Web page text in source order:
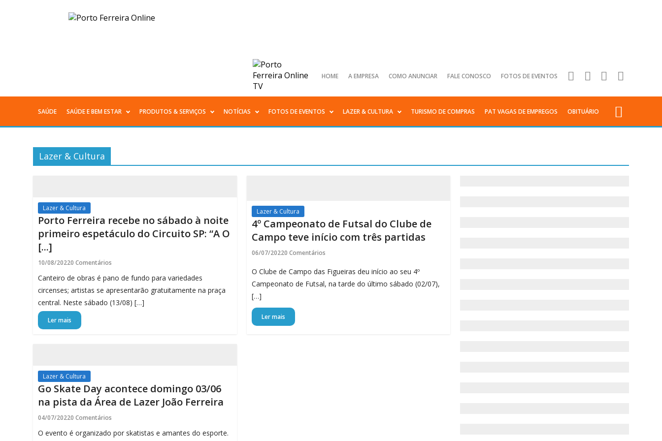
Arquivos
-
Página
12
de
-
Porto
Ferreira
Online
-
Porto
HOME A EMPRESA COMO ANUNCIAR FALE CONOSCO FOTOS DE EVENTOS
Menu
SAÚDE SAÚDE E BEM ESTAR PRODUTOS & SERVIÇOS NOTÍCIAS FOTOS DE EVENTOS LAZER & CULTURA TURISMO DE COMPRAS PAT VAGAS DE EMPREGOS OBITUÁRIO
Lazer & Cultura
as
notícias
Lazer & Cultura
Porto Ferreira recebe no sábado à noite
primeiro espetáculo do Circuito SP: “A O
[...]
10/08/20220 Comentários
Canteiro de obras é pano de fundo para variedades
circenses; artistas se apresentarão gratuitamente na praça
central. Neste sábado (13/08) […]
Ler mais
Lazer & Cultura
4º Campeonato de Futsal do Clube de
Campo teve início com três partidas
06/07/20220 Comentários
O Clube de Campo das Figueiras deu início ao seu 4º
Campeonato de Futsal, na tarde do último sábado (02/07),
[…]
Ler mais
Lazer & Cultura
Go Skate Day acontece domingo 03/06
na pista da Área de Lazer João Ferreira
04/07/20220 Comentários
O evento é organizado por skatistas e amantes do esporte.